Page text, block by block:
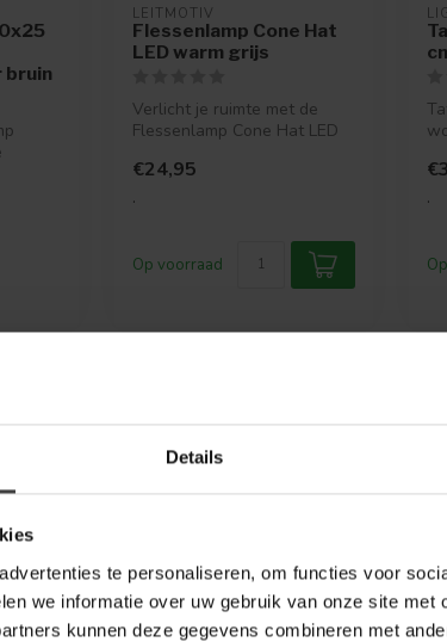
Details
te personaliseren, om functies voor
we informatie over uw gebruik van onze site met
kunnen deze gegevens combineren met
bruin
LEITMOTIV
Flessenlamp Cone Hat
LED warm grijs
Verlicht je ruimte met de
Flessenlamp Cone Hat LED
€24,95
.
Op voorraad
.